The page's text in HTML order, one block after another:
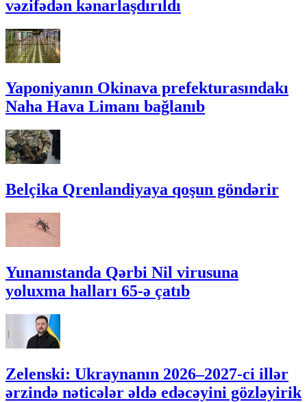
vəzifədən kənarlaşdırıldı
Yaponiyanın Okinava prefekturasındakı
Naha Hava Limanı bağlanıb
Belçika Qrenlandiyaya qoşun göndərir
Yunanıstanda Qərbi Nil virusuna
yoluxma halları 65-ə çatıb
Zelenski: Ukraynanın 2026–2027-ci illər
ərzində nəticələr əldə edəcəyini gözləyirik